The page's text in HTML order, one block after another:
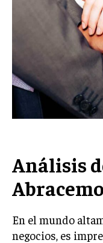
Welcome to
We have a curated
across the globe.
toexclusive articles
Your Profile
Análisis
En el mundo
negocios, es